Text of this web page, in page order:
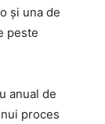
şi una de
peste
anual de
proces